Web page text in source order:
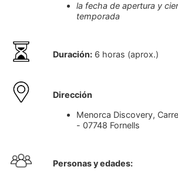
la fecha de apertura y
temporada
Duración: 6 horas (aprox.)
Dirección
Menorca Discovery,
- 07748 Fornells
Personas y edades: